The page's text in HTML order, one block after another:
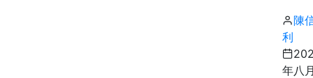
陳
利
年八